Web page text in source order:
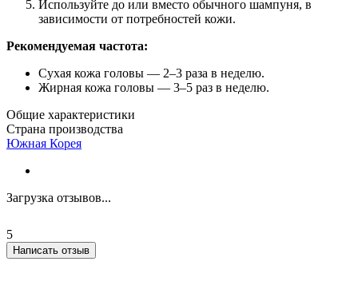
Используйте до или вместо обычного шампуня, в
зависимости от потребностей кожи.
Рекомендуемая частота:
Сухая кожа головы — 2–3 раза в неделю.
Жирная кожа головы — 3–5 раз в неделю.
Общие характеристики
Страна производства
Южная Корея
Загрузка отзывов...
5
Написать отзыв